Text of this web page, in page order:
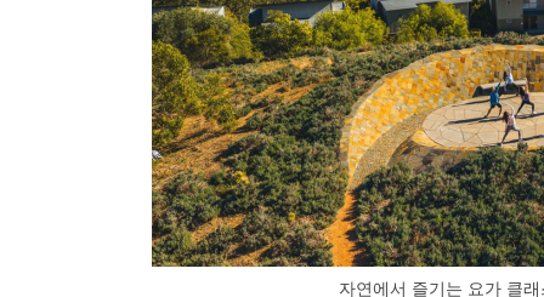
자연에서 즐기는 요가 클